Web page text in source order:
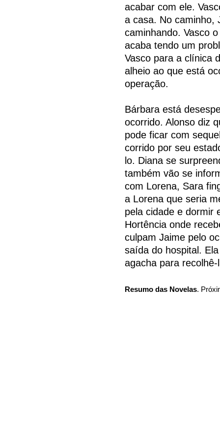
acabar com ele.
a casa. No caminho,
caminhando. Vasco
acaba tendo um
Vasco para a clínica
alheio ao que está
operação.
Bárbara está
ocorrido. Alonso diz
pode ficar com
corrido por seu
lo. Diana se
também vão se
com Lorena, Sara
a Lorena que seria
pela cidade e dormir
Hortência onde
culpam Jaime pelo
saída do hospital.
agacha para
Resumo das Novelas.